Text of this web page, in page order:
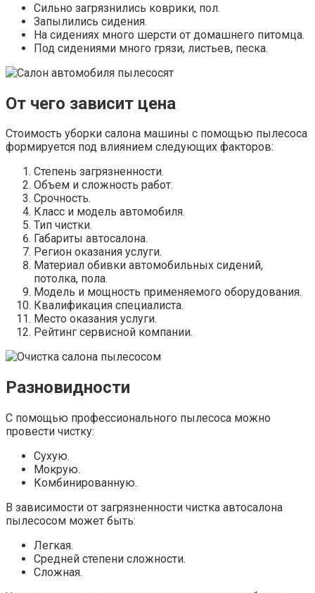
Сильно загрязнились коврики, пол.
Запылились сидения.
На сидениях много шерсти от домашнего питомца.
Под сидениями много грязи, листьев, песка.
От чего зависит цена
Стоимость уборки салона машины с помощью пылесоса
формируется под влиянием следующих факторов:
Степень загрязненности.
Объем и сложность работ.
Срочность.
Класс и модель автомобиля.
Тип чистки.
Габариты автосалона.
Регион оказания услуги.
Материал обивки автомобильных сидений,
потолка, пола.
Модель и мощность применяемого оборудования.
Квалификация специалиста.
Место оказания услуги.
Рейтинг сервисной компании.
Разновидности
С помощью профессионального пылесоса можно
провести чистку:
Сухую.
Мокрую.
Комбинированную.
В зависимости от загрязненности чистка автосалона
пылесосом может быть:
Легкая.
Средней степени сложности.
Сложная.